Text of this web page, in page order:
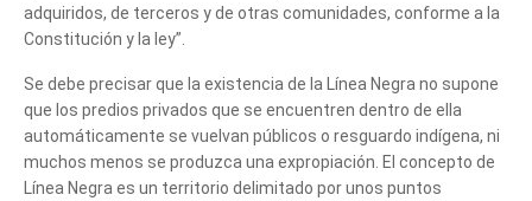
can we help you?
adquiridos, de terceros y de otras comunidades, conforme a la
Constitución y la ley”.
Se debe precisar que la existencia de la Línea Negra no supone
que los predios privados que se encuentren dentro de ella
automáticamente se vuelvan públicos o resguardo indígena, ni
muchos menos se produzca una expropiación. El concepto de
Línea Negra es un territorio delimitado por unos puntos